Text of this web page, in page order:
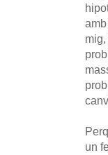
un